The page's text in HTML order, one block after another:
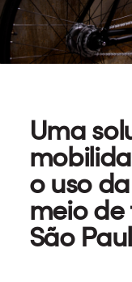
Uma
o uso
meio
São